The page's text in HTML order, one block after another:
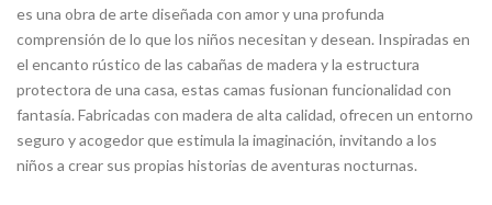
es una obra de arte diseñada con amor y una profunda
comprensión de lo que los niños necesitan y desean. Inspiradas en
el encanto rústico de las cabañas de madera y la estructura
protectora de una casa, estas camas fusionan funcionalidad con
fantasía. Fabricadas con madera de alta calidad, ofrecen un entorno
seguro y acogedor que estimula la imaginación, invitando a los
niños a crear sus propias historias de aventuras nocturnas.